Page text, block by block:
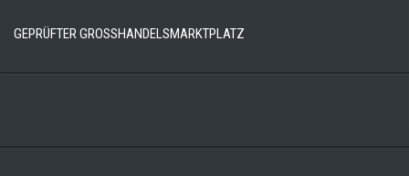
GEPRÜFTER GROSSHANDELSMARKTPLATZ